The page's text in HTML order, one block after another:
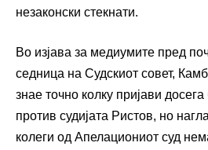
незаконски стекнати.
Во изјава за медиумите пред
седница на Судскиот совет,
знае точно колку пријави
против судијата Ристов, но
колеги од Апелациониот суд